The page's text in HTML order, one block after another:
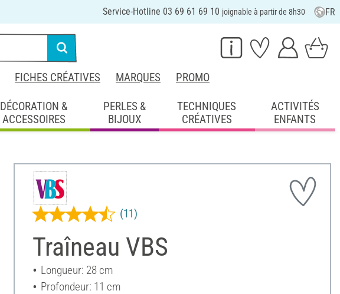
Service-Hotline 03 69 61 69 10 joignable à partir de 8h30 FR
FICHES CRÉATIVES MARQUES PROMO
DÉCORATION &
ACCESSOIRES
PERLES &
BIJOUX
TECHNIQUES
CRÉATIVES
ACTIVITÉS
ENFANTS
Traîneau VBS
(11)
Longueur: 28 cm
Profondeur: 11 cm